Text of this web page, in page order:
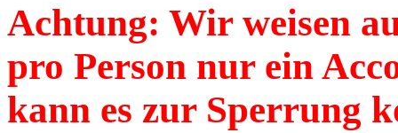
Achtung: Wir weisen
pro Person nur ein
kann es zur Sperrung